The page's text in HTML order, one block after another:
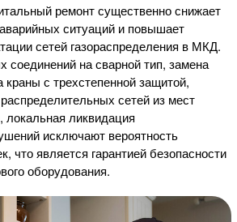
ремонт существенно снижает
ситуаций и повышает
сетей газораспределения в МКД.
соединений на сварной тип, замена
краны с трехстепенной защитой,
сетей из мест
локальная ликвидация
исключают вероятность
что является гарантией безопасности
оборудования.